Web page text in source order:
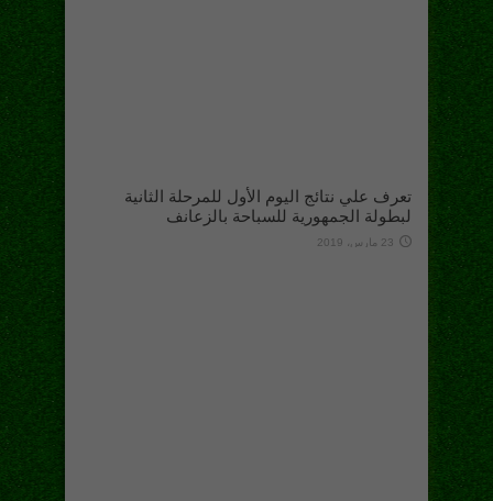
تعرف علي نتائج اليوم الأول للمرحلة الثانية
لبطولة الجمهورية للسباحة بالزعانف
23 مارس، 2019